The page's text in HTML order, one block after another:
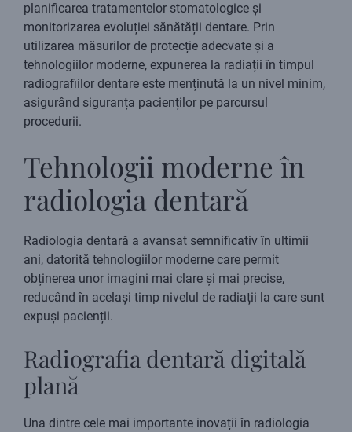
planificarea tratamentelor stomatologice și
monitorizarea evoluției sănătății dentare. Prin
utilizarea măsurilor de protecție adecvate și a
tehnologiilor moderne, expunerea la radiații în timpul
radiografiilor dentare este menținută la un nivel minim,
asigurând siguranța pacienților pe parcursul
procedurii.
Tehnologii moderne în
radiologia dentară
Radiologia dentară a avansat semnificativ în ultimii
ani, datorită tehnologiilor moderne care permit
obținerea unor imagini mai clare și mai precise,
reducând în același timp nivelul de radiații la care sunt
expuși pacienții.
Radiografia dentară digitală
plană
Una dintre cele mai importante inovații în radiologia